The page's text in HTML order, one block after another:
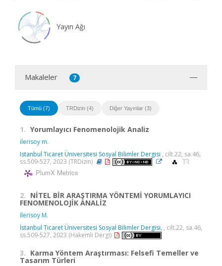
Yayın Ağı
Makaleler 7
Tümü (7) TRDizin (4) Diğer Yayınlar (3)
1. Yorumlayıcı Fenomenolojik Analiz
ilerisoy m.
Istanbul Ticaret Üniversitesi Sosyal Bilimler Dergisi , cilt.22, sa.46,
ss.509-527, 2023 (TRDizin)
PlumX Metrics
2. NİTEL BİR ARAŞTIRMA YÖNTEMİ YORUMLAYICI
FENOMENOLOJİK ANALİZ
İlerisoy M.
İstanbul Ticaret Üniversitesi Sosyal Bilimler Dergisi, , cilt.22, sa.46,
ss.509-527, 2023 (Hakemli Dergi)
3. Karma Yöntem Araştırması: Felsefi Temeller ve
Tasarım Türleri